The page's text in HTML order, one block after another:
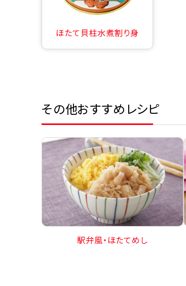
ほたて貝柱水煮割り身
その他おすすめレシピ
駅弁風・ほたてめし